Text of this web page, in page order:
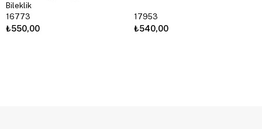
Bileklik
16773
₺550,00
17953
₺540,00